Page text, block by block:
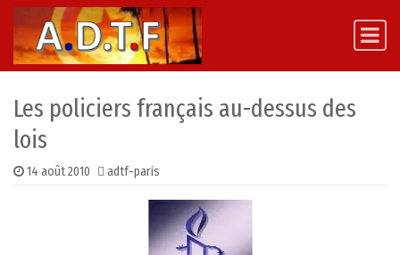
Skip to content
Main Navigation
Les policiers français au-dessus des
lois
14 août 2010 adtf-paris